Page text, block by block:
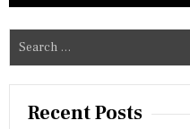
e
a
Recent Posts